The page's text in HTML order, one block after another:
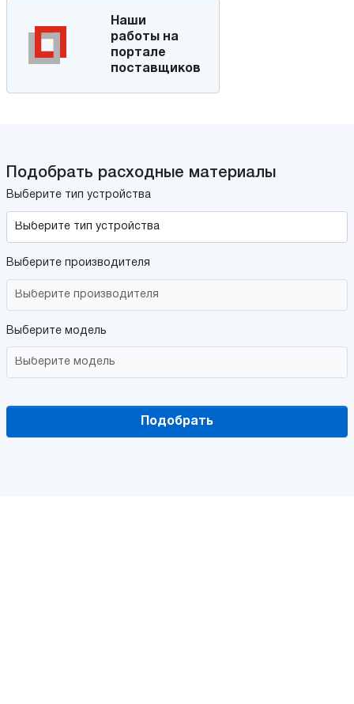
Наши
работы на
портале
поставщиков
Подобрать расходные материалы
Выберите тип устройства
Выберите производителя
Выберите модель
Подобрать